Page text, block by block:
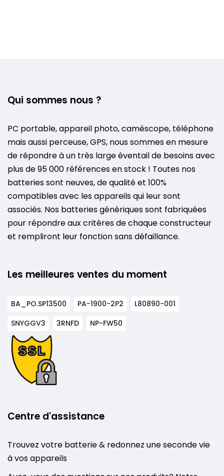
Qui sommes nous ?
PC portable, appareil photo, caméscope, téléphone
mais aussi perceuse, GPS, nous sommes en mesure
de répondre à un très large éventail de besoins avec
plus de 95 000 références en stock ! Toutes nos
batteries sont neuves, de qualité et 100%
compatibles avec les appareils qui leur sont
associés. Nos batteries génériques sont fabriquées
pour répondre aux critères de chaque constructeur
et rempliront leur fonction sans défaillance.
Les meilleures ventes du moment
BA_PO.SP13500 PA-1900-2P2
L80890-001
SNYGGV3
3RNFD NP-FW50
Centre d'assistance
Trouvez votre batterie & redonnez une seconde vie
à vos appareils